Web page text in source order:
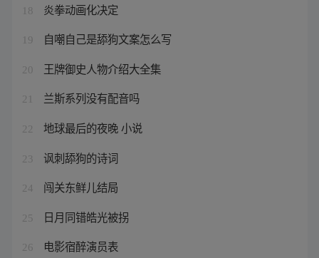
18 炎拳动画化决定
19 自嘲自己是舔狗文案怎么写
20 王牌御史人物介绍大全集
21 兰斯系列没有配音吗
22 地球最后的夜晚 小说
23 讽刺舔狗的诗词
24 闯关东鲜儿结局
25 日月同错皓光被拐
26 电影宿醉演员表